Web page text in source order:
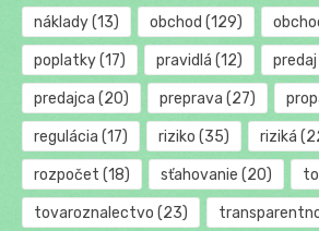
náklady(13) obchod (129)
poplatky(17) pravidlá (12) predaj
predajca (20) preprava (27)
regulácia (17) riziko (35) riziká
rozpočet (18) sťahovanie (20)
tovaroznalectvo (23)